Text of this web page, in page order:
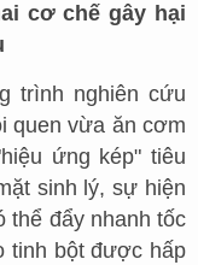
cơ chế gây hại
trình nghiên cứu
quen vừa ăn cơm
ứng kép" tiêu
sinh lý, sự hiện
thể đẩy nhanh tốc
tinh bột được hấp